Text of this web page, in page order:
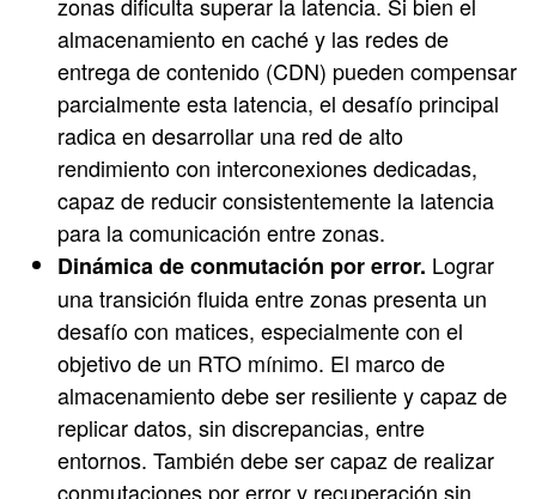
almacenamiento en caché y las redes de
entrega de contenido (CDN) pueden compensar
parcialmente esta latencia, el desafío principal
radica en desarrollar una red de alto
rendimiento con interconexiones dedicadas,
capaz de reducir consistentemente la latencia
para la comunicación entre zonas.
Dinámica de conmutación por error. Lograr
una transición fluida entre zonas presenta un
desafío con matices, especialmente con el
objetivo de un RTO mínimo. El marco de
almacenamiento debe ser resiliente y capaz de
replicar datos, sin discrepancias, entre
entornos. También debe ser capaz de realizar
conmutaciones por error y recuperación sin